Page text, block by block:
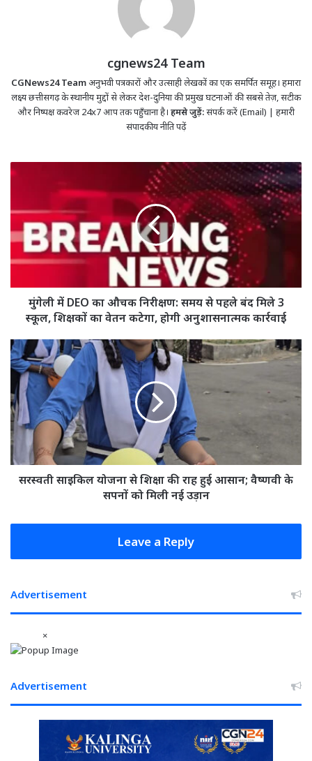
cgnews24 Team
CGNews24 Teamअनुभवी पत्रकारों और उत्साही लेखकों का एक समर्पित समूह। हमारा
लक्ष्य छत्तीसगढ़ के स्थानीय मुद्दों से लेकर देश-दुनिया की प्रमुख घटनाओं की सबसे तेज़, सटीक
और निष्पक्ष कवरेज 24x7 आप तक पहुँचाना है। हमसे जुड़ें:संपर्क करें (Email) | हमारी
संपादकीय नीति पढ़ें
मुंगेली
का
औचक
निरीक्षण:
समय
पहले
स्कूल,
शिक्षकों
का
वेतन
कटेगा,
होगी
अनुशासनात्मक
कार्रवाई
मुंगेली में DEO का औचक निरीक्षण: समय से पहले बंद मिले 3
स्कूल, शिक्षकों का वेतन कटेगा, होगी अनुशासनात्मक कार्रवाई
सरस्वती
साइकिल
योजना
से
शिक्षा
की
राह
हुई
आसान;
वैष्णवी
को
सरस्वती साइकिल योजना से शिक्षा की राह हुई आसान; वैष्णवी के
सपनों को मिली नई उड़ान
Leave a Reply
Advertisement
×
Advertisement